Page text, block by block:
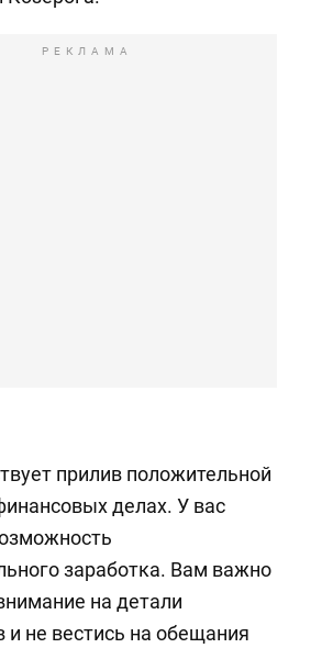
РЕКЛАМА
прилив положительной
делах. У вас
заработка. Вам важно
на детали
и не вестись на обещания